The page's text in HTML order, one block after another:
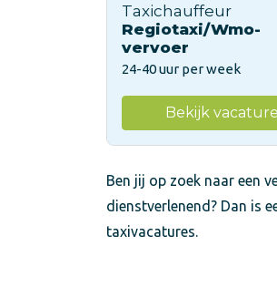
Taxichauffeur
Regiotaxi/Wmo-
vervoer
24-40 uur per week
Bekijk vacature
Ben jij op zoek naar een
dienstverlenend? Dan is
taxivacatures.